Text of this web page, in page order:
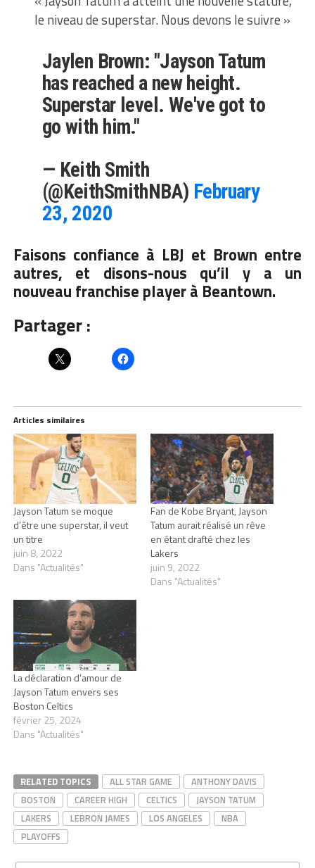
le niveau de superstar. Nous devons le suivre »
Jaylen Brown: "Jayson Tatum
has reached a new height.
Superstar level. We've got to
go with him."
— Keith Smith
(@KeithSmithNBA) February
23, 2020
Faisons confiance à LBJ et Brown entre
autres, et disons-nous qu’il y a un
nouveau franchise player à Beantown.
Partager :
Articles similaires
Jayson Tatum se moque
d’être une superstar, il veut
un titre
juin 8, 2022
Dans "Actualités"
Fan de Kobe Bryant, Jayson
Tatum aurait réalisé un rêve
en étant drafté chez les
Lakers
juin 9, 2022
Dans "Actualités"
La déclaration d’amour de
Jayson Tatum envers ses
Boston Celtics
février 25, 2024
Dans "Actualités"
RELATED TOPICS ALL STAR GAME
ANTHONY DAVIS
BOSTON
CAREER HIGH CELTICS
JAYSON TATUM
LAKERS
LEBRON JAMES LOS ANGELES
NBA
PLAYOFFS